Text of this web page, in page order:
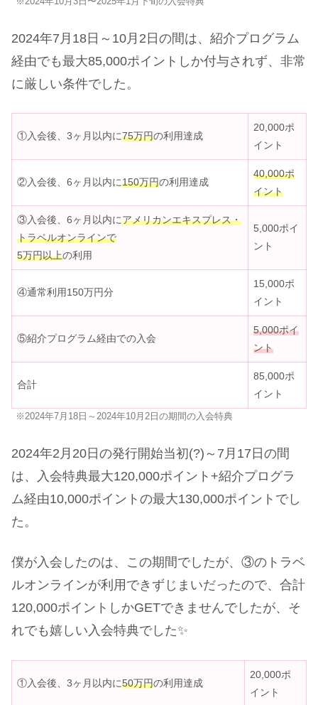
2024年7月18日～10月2日の間は、紹介プログラム
経由でも最大85,000ポイントしか付与されず、非常
に厳しい条件でした。
①入会後、3ヶ月以内に75万円の利用達成
20,000ポ
イント
②入会後、6ヶ月以内に150万円の利用達成
40,000ポ
イント
③入会後、6ヶ月以内にアメリカンエキスプレス・
トラベルオンラインで
5万円以上の利用
5,000ポイ
ント
④通常利用150万円分
15,000ポ
イント
⑤紹介プログラム経由での入会
5,000ポイ
ント
合計
85,000ポ
イント
※2024年7月18日～2024年10月2日の期間の入会特典
2024年2月20日の発行開始当初(?)～7月17日の間
は、入会特典最大120,000ポイント+紹介プログラ
ム経由10,000ポイントの最大130,000ポイントでし
た。
僕が入会したのは、この期間でしたが、③のトラベ
ルオンラインが利用できずじまいだったので、合計
120,000ポイントしかGETできませんでしたが、そ
れでも嬉しい入会特典でした✨
①入会後、3ヶ月以内に50万円の利用達成
20,000ポ
イント